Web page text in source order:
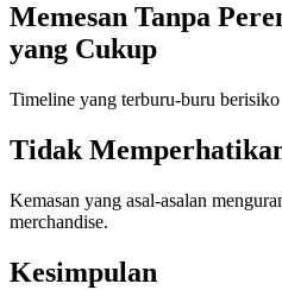
Memesan Tanpa
yang Cukup
Timeline yang terburu-buru
Tidak
Kemasan yang asal-asalan
merchandise.
Kesimpulan